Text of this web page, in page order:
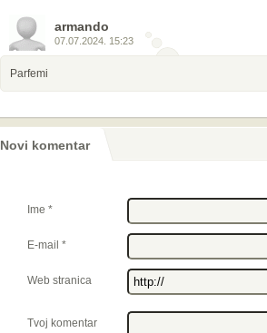
armando
07.07.2024. 15:23
Parfemi
Novi komentar
Ime *
E-mail *
Web stranica
Tvoj komentar